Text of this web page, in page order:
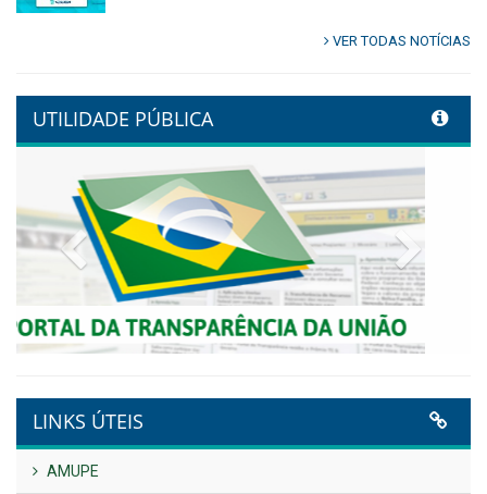
alinhamento estratégico do
Conecta+ Tamandaré.
NOTA DE PESAR E LUTO OFICIAL
Publicado em: 9 de junho de 2026
Plano Diretor – 2026
Publicado em: 14 de maio de 2026
VER TODAS NOTÍCIAS
UTILIDADE PÚBLICA